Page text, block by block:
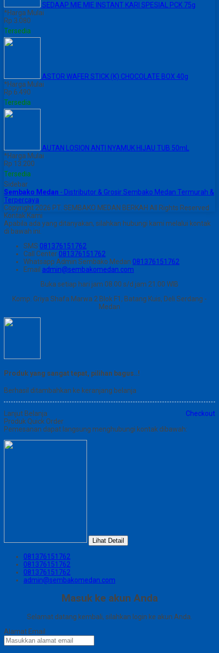
SEDAAP MIE MIE INSTANT KARI SPESIAL PCK 75g
*Harga Mulai
Rp 3.080
Tersedia
ASTOR WAFER STICK (K) CHOCOLATE BOX 40g
*Harga Mulai
Rp 6.490
Tersedia
AUTAN LOSION ANTI NYAMUK HIJAU TUB 50mL
*Harga Mulai
Rp 13.200
Tersedia
Sidebar
Sembako Medan - Distributor & Grosir Sembako Medan Termurah &
Terpercaya
Copyright 2026 PT. SEMBAKO MEDAN BERKAH All Rights Reserved
Kontak Kami
Apabila ada yang ditanyakan, silahkan hubungi kami melalui kontak
di bawah ini.
SMS 081376151762
Call Center 081376151762
Whatsapp Admin Sembako Medan 081376151762
Email admin@sembakomedan.com
Buka setiap hari jam 08.00 s/d jam 21.00 WIB
Komp. Griya Shafa Marwa 2 Blok F1, Batang Kuis, Deli Serdang -
Medan
Produk yang sangat tepat, pilihan bagus..!
Berhasil ditambahkan ke keranjang belanja
Lanjut Belanja
Checkout
Produk Quick Order
Pemesanan dapat langsung menghubungi kontak dibawah:
Lihat Detail
081376151762
081376151762
081376151762
admin@sembakomedan.com
Masuk ke akun Anda
Selamat datang kembali, silahkan login ke akun Anda.
Alamat Email